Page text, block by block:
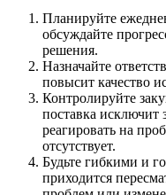
Планируйте
обсуждайте
решения.
Назначайте
повысит качество
Контролируйте
поставка исключит
реагировать на
отсутствует.
Будьте гибкими и
приходится